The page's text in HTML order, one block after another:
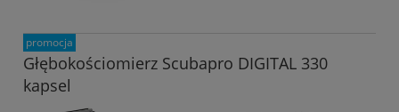
Głębokościomierz Scubapro DIGITAL 330
kapsel
promocja